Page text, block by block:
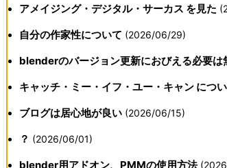
アメイジング・デジタル・サーカス を見た
自分の作家性について (2026/06/29)
blenderのバージョン更新におびえる必要は
キャッチ・ミー・イフ・ユー・キャン につ
ブログは居心地が良い (2026/06/15)
？ (2026/06/01)
blender用アドオン、PMMの使用方法